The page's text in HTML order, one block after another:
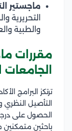
ماجستير
التحريرية
والطبية
مقررات
ترتكز البرامج
التأصيل
الحصول على
باحثين متمكنين